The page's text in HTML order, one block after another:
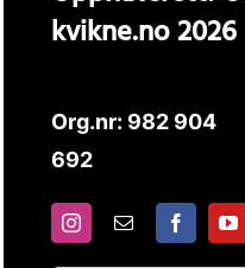
kvikne.no 2026
Org.nr: 982 904
692